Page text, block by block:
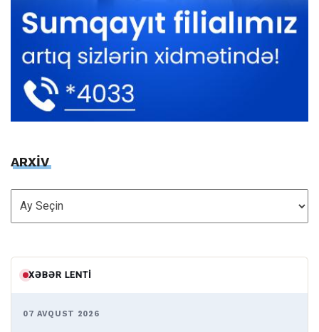
ARXİV
ARXİV
XƏBƏR LENTI
07 AVQUST 2026